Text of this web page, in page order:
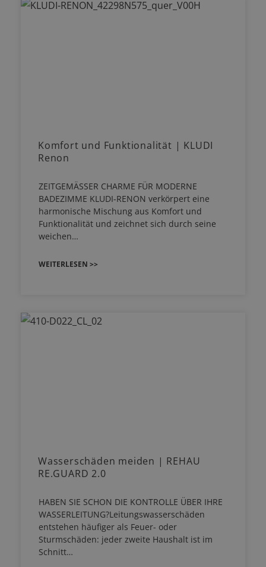
Komfort und Funktionalität | KLUDI
Renon
ZEITGEMÄSSER CHARME FÜR MODERNE
BADEZIMME KLUDI-RENON verkörpert eine
harmonische Mischung aus Komfort und
Funktionalität und zeichnet sich durch seine
weichen…
WEITERLESEN >>
Wasserschäden meiden | REHAU
RE.GUARD 2.0
HABEN SIE SCHON DIE KONTROLLE ÜBER IHRE
WASSERLEITUNG?Leitungswasserschäden
entstehen häufiger als Feuer- oder
Sturmschäden: jeder zweite Haushalt ist im
Schnitt…